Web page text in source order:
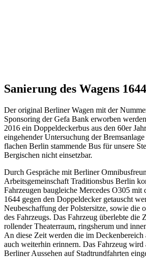
Sanierung des Wagens 1644
Der original Berliner Wagen mit der
Sponsoring der Gefa Bank erworben
2016 ein Doppeldeckerbus aus den 60er
eingehender Untersuchung der
flachen Berlin stammende Bus für unsere
Bergischen nicht einsetzbar.
Durch Gespräche mit Berliner
Arbeitsgemeinschaft Traditionsbus Berlin
Fahrzeugen baugleiche Mercedes O305 mit
1644 gegen den Doppeldecker getauscht
Neubeschaffung der Polstersitze, sowie die
des Fahrzeugs. Das Fahrzeug überlebte die
rollender Theaterraum, ringsherum und
An diese Zeit werden die im Deckenbereich
auch weiterhin erinnern. Das Fahrzeug wird
Berliner Aussehen auf Stadtrundfahrten